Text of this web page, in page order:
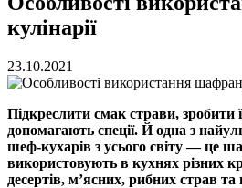
кулінарії
23.10.2021
Підкреслити смак страви, зробити
допомагають спеції. Й одна з
шеф-кухарів з усього світу — це
використовують в кухнях різних
десертів, м’ясних, рибних страв та